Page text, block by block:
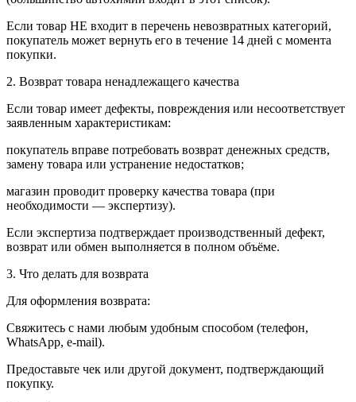
Если товар НЕ входит в перечень невозвратных категорий,
покупатель может вернуть его в течение 14 дней с момента
покупки.
2. Возврат товара ненадлежащего качества
Если товар имеет дефекты, повреждения или несоответствует
заявленным характеристикам:
покупатель вправе потребовать возврат денежных средств,
замену товара или устранение недостатков;
магазин проводит проверку качества товара (при
необходимости — экспертизу).
Если экспертиза подтверждает производственный дефект,
возврат или обмен выполняется в полном объёме.
3. Что делать для возврата
Для оформления возврата:
Свяжитесь с нами любым удобным способом (телефон,
WhatsApp, e-mail).
Предоставьте чек или другой документ, подтверждающий
покупку.